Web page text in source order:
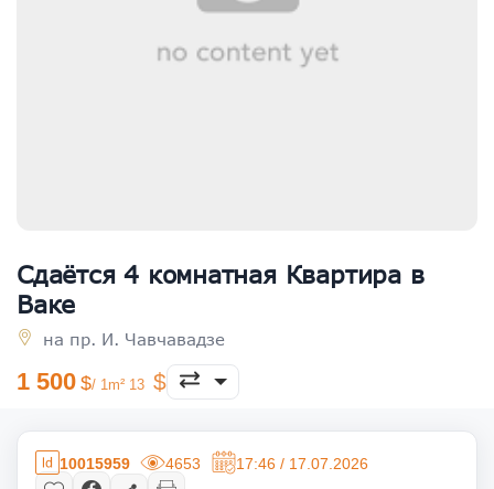
Сдаётся 4 комнатная Квартира в
Ваке
на пр. И. Чавчавадзе
1 500 / 1m² 13
10015959 4653 17:46 / 17.07.2026